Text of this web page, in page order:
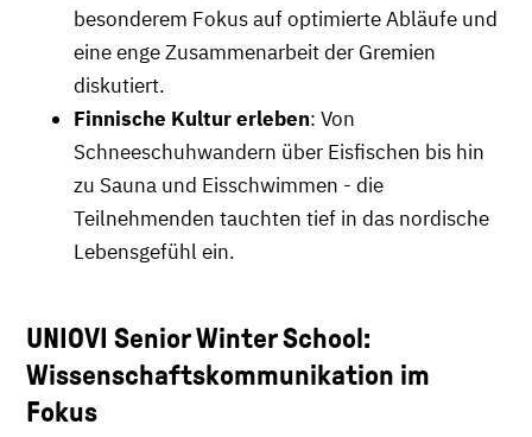
besonderem Fokus auf optimierte Abläufe und
eine enge Zusammenarbeit der Gremien
diskutiert.
Finnische Kultur erleben: Von
Schneeschuhwandern über Eisfischen bis hin
zu Sauna und Eisschwimmen - die
Teilnehmenden tauchten tief in das nordische
Lebensgefühl ein.
UNIOVI Senior Winter School:
Wissenschaftskommunikation im
Fokus